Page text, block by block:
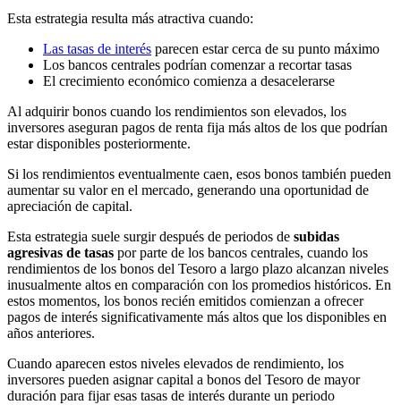
Esta estrategia resulta más atractiva cuando:
Las tasas de interés parecen estar cerca de su punto máximo
Los bancos centrales podrían comenzar a recortar tasas
El crecimiento económico comienza a desacelerarse
Al adquirir bonos cuando los rendimientos son elevados, los
inversores aseguran pagos de renta fija más altos de los que podrían
estar disponibles posteriormente.
Si los rendimientos eventualmente caen, esos bonos también pueden
aumentar su valor en el mercado, generando una oportunidad de
apreciación de capital.
Esta estrategia suele surgir después de periodos de subidas
agresivas de tasas por parte de los bancos centrales, cuando los
rendimientos de los bonos del Tesoro a largo plazo alcanzan niveles
inusualmente altos en comparación con los promedios históricos. En
estos momentos, los bonos recién emitidos comienzan a ofrecer
pagos de interés significativamente más altos que los disponibles en
años anteriores.
Cuando aparecen estos niveles elevados de rendimiento, los
inversores pueden asignar capital a bonos del Tesoro de mayor
duración para fijar esas tasas de interés durante un periodo